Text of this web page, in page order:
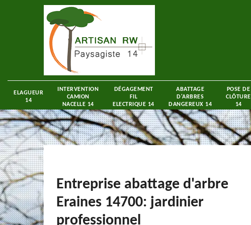
ELAGUEUR
14
INTERVENTION
CAMION
NACELLE 14
DÉGAGEMENT
FIL
ELECTRIQUE 14
ABATTAGE
D'ARBRES
DANGEREUX 14
POSE DE
CLÔTURE
14
Entreprise abattage d'arbre
Eraines 14700: jardinier
professionnel